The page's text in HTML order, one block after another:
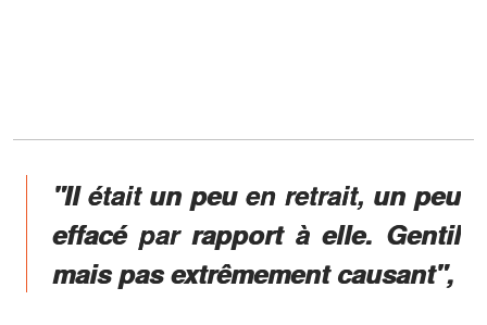
"Il était un peu en retrait, un peu
effacé par rapport à elle. Gentil
mais pas extrêmement causant",